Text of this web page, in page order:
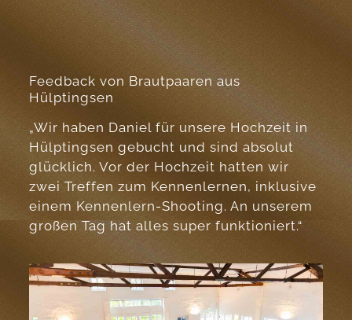
Feedback von Brautpaaren aus
Hülptingsen
„Wir haben Daniel für unsere Hochzeit in
Hülptingsen gebucht und sind absolut
glücklich. Vor der Hochzeit hatten wir
zwei Treffen zum Kennenlernen, inklusive
einem Kennenlern-Shooting. An unserem
großen Tag hat alles super funktioniert.“